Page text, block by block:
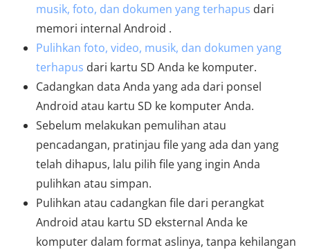
musik, foto, dan dokumen yang terhapus dari
memori internal Android .
Pulihkan foto, video, musik, dan dokumen yang
terhapus dari kartu SD Anda ke komputer.
Cadangkan data Anda yang ada dari ponsel
Android atau kartu SD ke komputer Anda.
Sebelum melakukan pemulihan atau
pencadangan, pratinjau file yang ada dan yang
telah dihapus, lalu pilih file yang ingin Anda
pulihkan atau simpan.
Pulihkan atau cadangkan file dari perangkat
Android atau kartu SD eksternal Anda ke
komputer dalam format aslinya, tanpa kehilangan